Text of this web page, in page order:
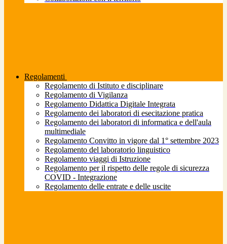
Regolamenti
Regolamento di Istituto e disciplinare
Regolamento di Vigilanza
Regolamento Didattica Digitale Integrata
Regolamento dei laboratori di esecitazione pratica
Regolamento dei laboratori di informatica e dell'aula
multimediale
Regolamento Convitto in vigore dal 1° settembre 2023
Regolamento del laboratorio linguistico
Regolamento viaggi di Istruzione
Regolamento per il rispetto delle regole di sicurezza
COVID - Integrazione
Regolamento delle entrate e delle uscite